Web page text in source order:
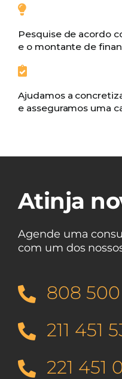
Pesquise de acordo
e o montante de
Ajudamos a
e asseguramos uma
Atinja
Agende uma
com um dos
808 500
211 451
221 451